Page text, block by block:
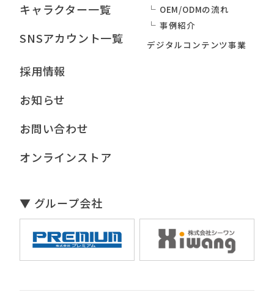
キャラクター一覧
SNSアカウント一覧
OEM/ODMの流れ
事例紹介
デジタルコンテンツ事業
採用情報
お知らせ
お問い合わせ
オンラインストア
▼ グループ会社